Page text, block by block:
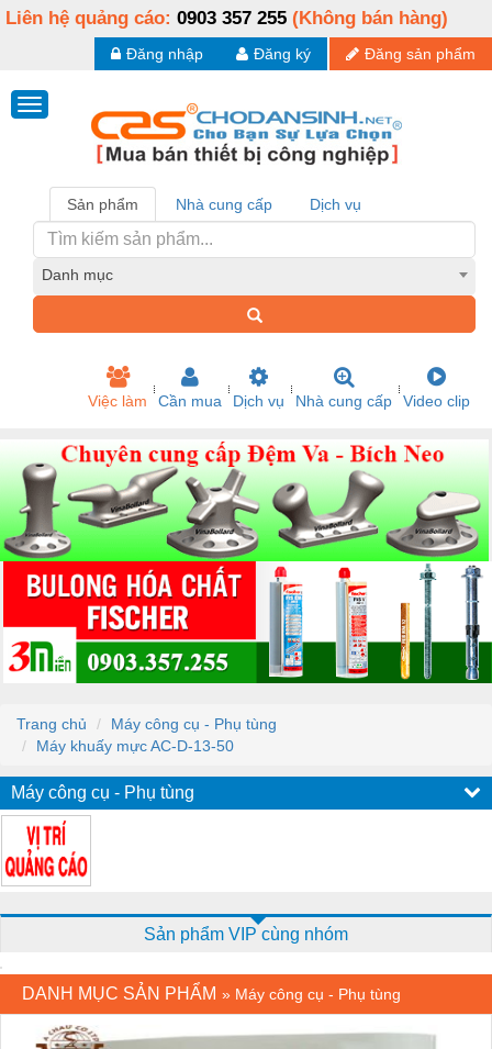
Liên hệ quảng cáo: 0903 357 255 (Không bán hàng)
Đăng sản phẩm
Đăng ký
Đăng nhập
Sản phẩm Nhà cung cấp Dịch vụ
Danh mục
Việc làm Cần mua Dịch vụ Nhà cung cấp Video clip
Trang chủ
Máy công cụ - Phụ tùng
Máy khuấy mực AC-D-13-50
Máy công cụ - Phụ tùng
Sản phẩm VIP cùng nhóm
DANH MỤC SẢN PHẨM » Máy công cụ - Phụ tùng